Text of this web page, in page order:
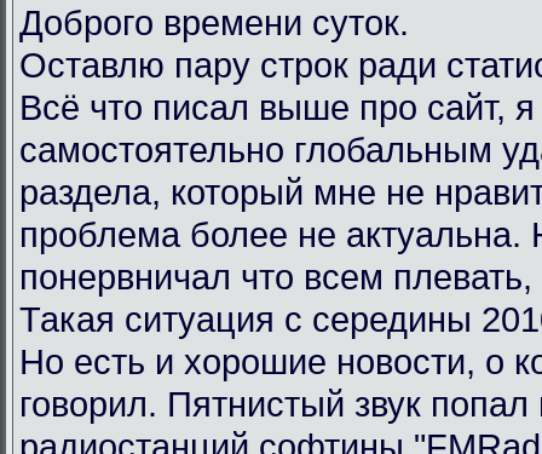
Доброго времени суток.
Оставлю пару строк ради
Всё что писал выше про сайт,
самостоятельно глобальным
раздела, который мне не
проблема более не актуальна.
понервничал что всем
Такая ситуация с середины
Но есть и хорошие новости, о
говорил. Пятнистый звук попал
радиостанций софтины